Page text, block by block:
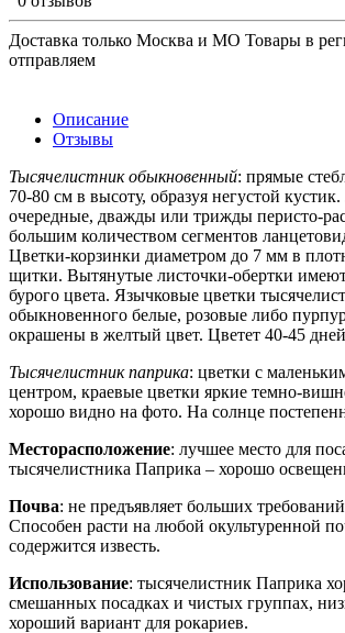
Доставка только Москва и МО Товары в
отправляем
Описание
Отзывы
Тысячелистник обыкновенный: прямые
70-80 см в высоту, образуя негустой
очередные, дважды или трижды перисто-
большим количеством сегментов
Цветки-корзинки диаметром до 7 мм в
щитки. Вытянутые листочки-обертки
бурого цвета. Язычковые цветки
обыкновенного белые, розовые либо
окрашены в желтый цвет. Цветет 40-45
Тысячелистник паприка: цветки с
центром, краевые цветки яркие темно-
хорошо видно на фото. На солнце
Месторасположение: лучшее место для
тысячелистника Паприка – хорошо
Почва: не предъявляет больших
Способен расти на любой окультуренной
содержится известь.
Использование: тысячелистник Паприка
смешанных посадках и чистых группах,
хороший вариант для рокариев.